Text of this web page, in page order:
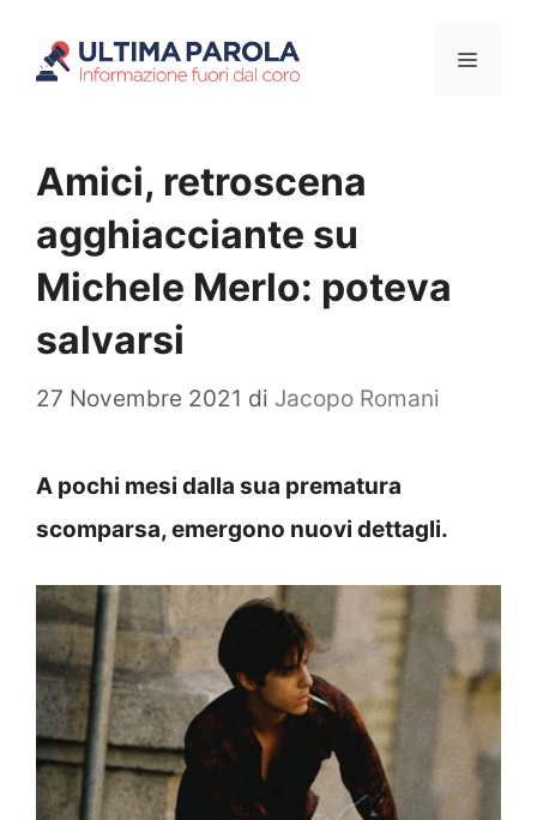
Menu
Amici, retroscena
agghiacciante su
Michele Merlo: poteva
salvarsi
27 Novembre 2021 di Jacopo Romani
A pochi mesi dalla sua prematura
scomparsa, emergono nuovi dettagli.